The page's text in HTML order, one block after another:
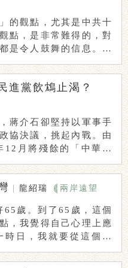
的觀點，尤其是中共十
點，是非常難得的，對
是令人鼓舞的信息。這
黨飲鴆止渴？
蔣介石卻堅持以軍事手
協決議，挑起內戰。由
12月將殘餘的「中華民
龍紹瑞 兩岸遠望
歲。到了65歲，這個
，我覺得自己心理上應
日，我就要從這個世